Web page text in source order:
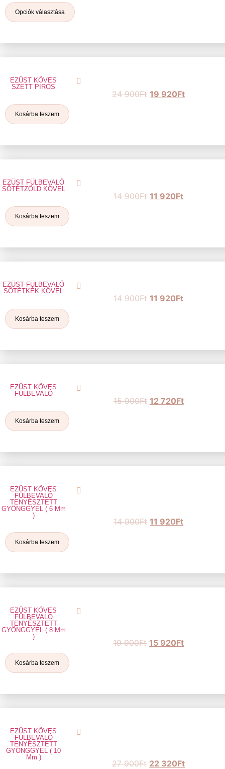
Opciók választása
EZÜST KÖVES
SZETT PIROS
24 900Ft 19 920Ft
Kosárba teszem
EZÜST FÜLBEVALÓ
SÖTÉTZÖLD KŐVEL
14 900Ft 11 920Ft
Kosárba teszem
EZÜST FÜLBEVALÓ
SÖTÉTKÉK KŐVEL
14 900Ft 11 920Ft
Kosárba teszem
EZÜST KÖVES
FÜLBEVALÓ
15 900Ft 12 720Ft
Kosárba teszem
EZÜST KÖVES
FÜLBEVALÓ
TENYÉSZTETT
GYÖNGGYEL ( 6 Mm
)
14 900Ft 11 920Ft
Kosárba teszem
EZÜST KÖVES
FÜLBEVALÓ
TENYÉSZTETT
GYÖNGGYEL ( 8 Mm
)
19 900Ft 15 920Ft
Kosárba teszem
EZÜST KÖVES
FÜLBEVALÓ
TENYÉSZTETT
GYÖNGGYEL ( 10
Mm )
27 900Ft 22 320Ft